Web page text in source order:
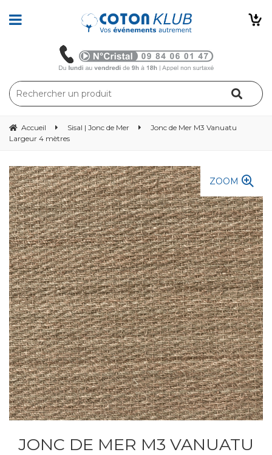
Accueil Sisal | Jonc de Mer
Jonc de Mer M3 Vanuatu
Largeur 4 mètres
ZOOM
JONC DE MER M3 VANUATU